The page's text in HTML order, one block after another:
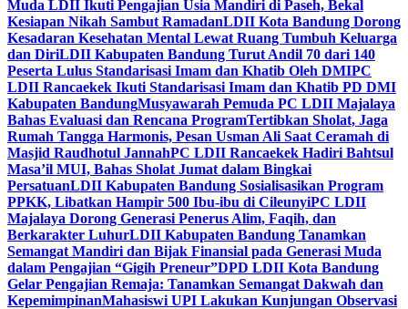
Muda LDII Ikuti Pengajian Usia Mandiri di Paseh, Bekal
Kesiapan Nikah Sambut RamadanLDII Kota Bandung Dorong
Kesadaran Kesehatan Mental Lewat Ruang Tumbuh Keluarga
dan DiriLDII Kabupaten Bandung Turut Andil 70 dari 140
Peserta Lulus Standarisasi Imam dan Khatib Oleh DMIPC
LDII Rancaekek Ikuti Standarisasi Imam dan Khatib PD DMI
Kabupaten BandungMusyawarah Pemuda PC LDII Majalaya
Bahas Evaluasi dan Rencana ProgramTertibkan Sholat, Jaga
Rumah Tangga Harmonis, Pesan Usman Ali Saat Ceramah di
Masjid Raudhotul JannahPC LDII Rancaekek Hadiri Bahtsul
Masa’il MUI, Bahas Sholat Jumat dalam Bingkai
PersatuanLDII Kabupaten Bandung Sosialisasikan Program
PPKK, Libatkan Hampir 500 Ibu-ibu di CileunyiPC LDII
Majalaya Dorong Generasi Penerus Alim, Faqih, dan
Berkarakter LuhurLDII Kabupaten Bandung Tanamkan
Semangat Mandiri dan Bijak Finansial pada Generasi Muda
dalam Pengajian “Gigih Preneur”DPD LDII Kota Bandung
Gelar Pengajian Remaja: Tanamkan Semangat Dakwah dan
KepemimpinanMahasiswi UPI Lakukan Kunjungan Observasi